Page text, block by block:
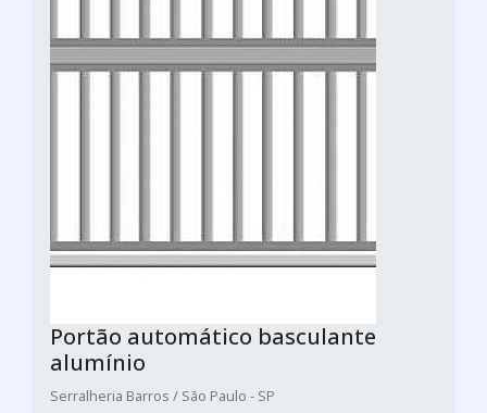
Portão automático basculante
alumínio
Serralheria Barros / São Paulo - SP